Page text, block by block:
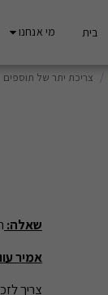
בית מי אנחנו
צריכת יתר של תוספים
שאלה:
אמיר